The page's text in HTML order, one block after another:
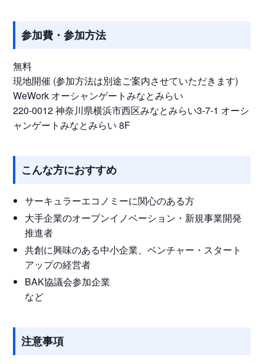
参加費・参加方法
無料
現地開催 (参加方法は別途ご案内させていただきます)
WeWork オーシャンゲートみなとみらい
220-0012 神奈川県横浜市西区みなとみらい3-7-1 オーシ
ャンゲートみなとみらい 8F
こんな方におすすめ
サーキュラーエコノミーに関心のある方
大手企業のオープンイノベーション・新規事業開発
推進者
共創に興味のある中小企業、ベンチャー・スタート
アップの経営者
BAK協議会参加企業
など
注意事項